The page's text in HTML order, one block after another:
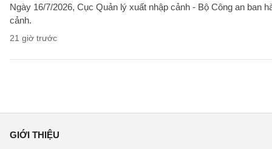
Ngày 16/7/2026, Cục Quản lý xuất nhập cảnh - Bộ Công an ban
cảnh.
21 giờ trước
GIỚI THIỆU